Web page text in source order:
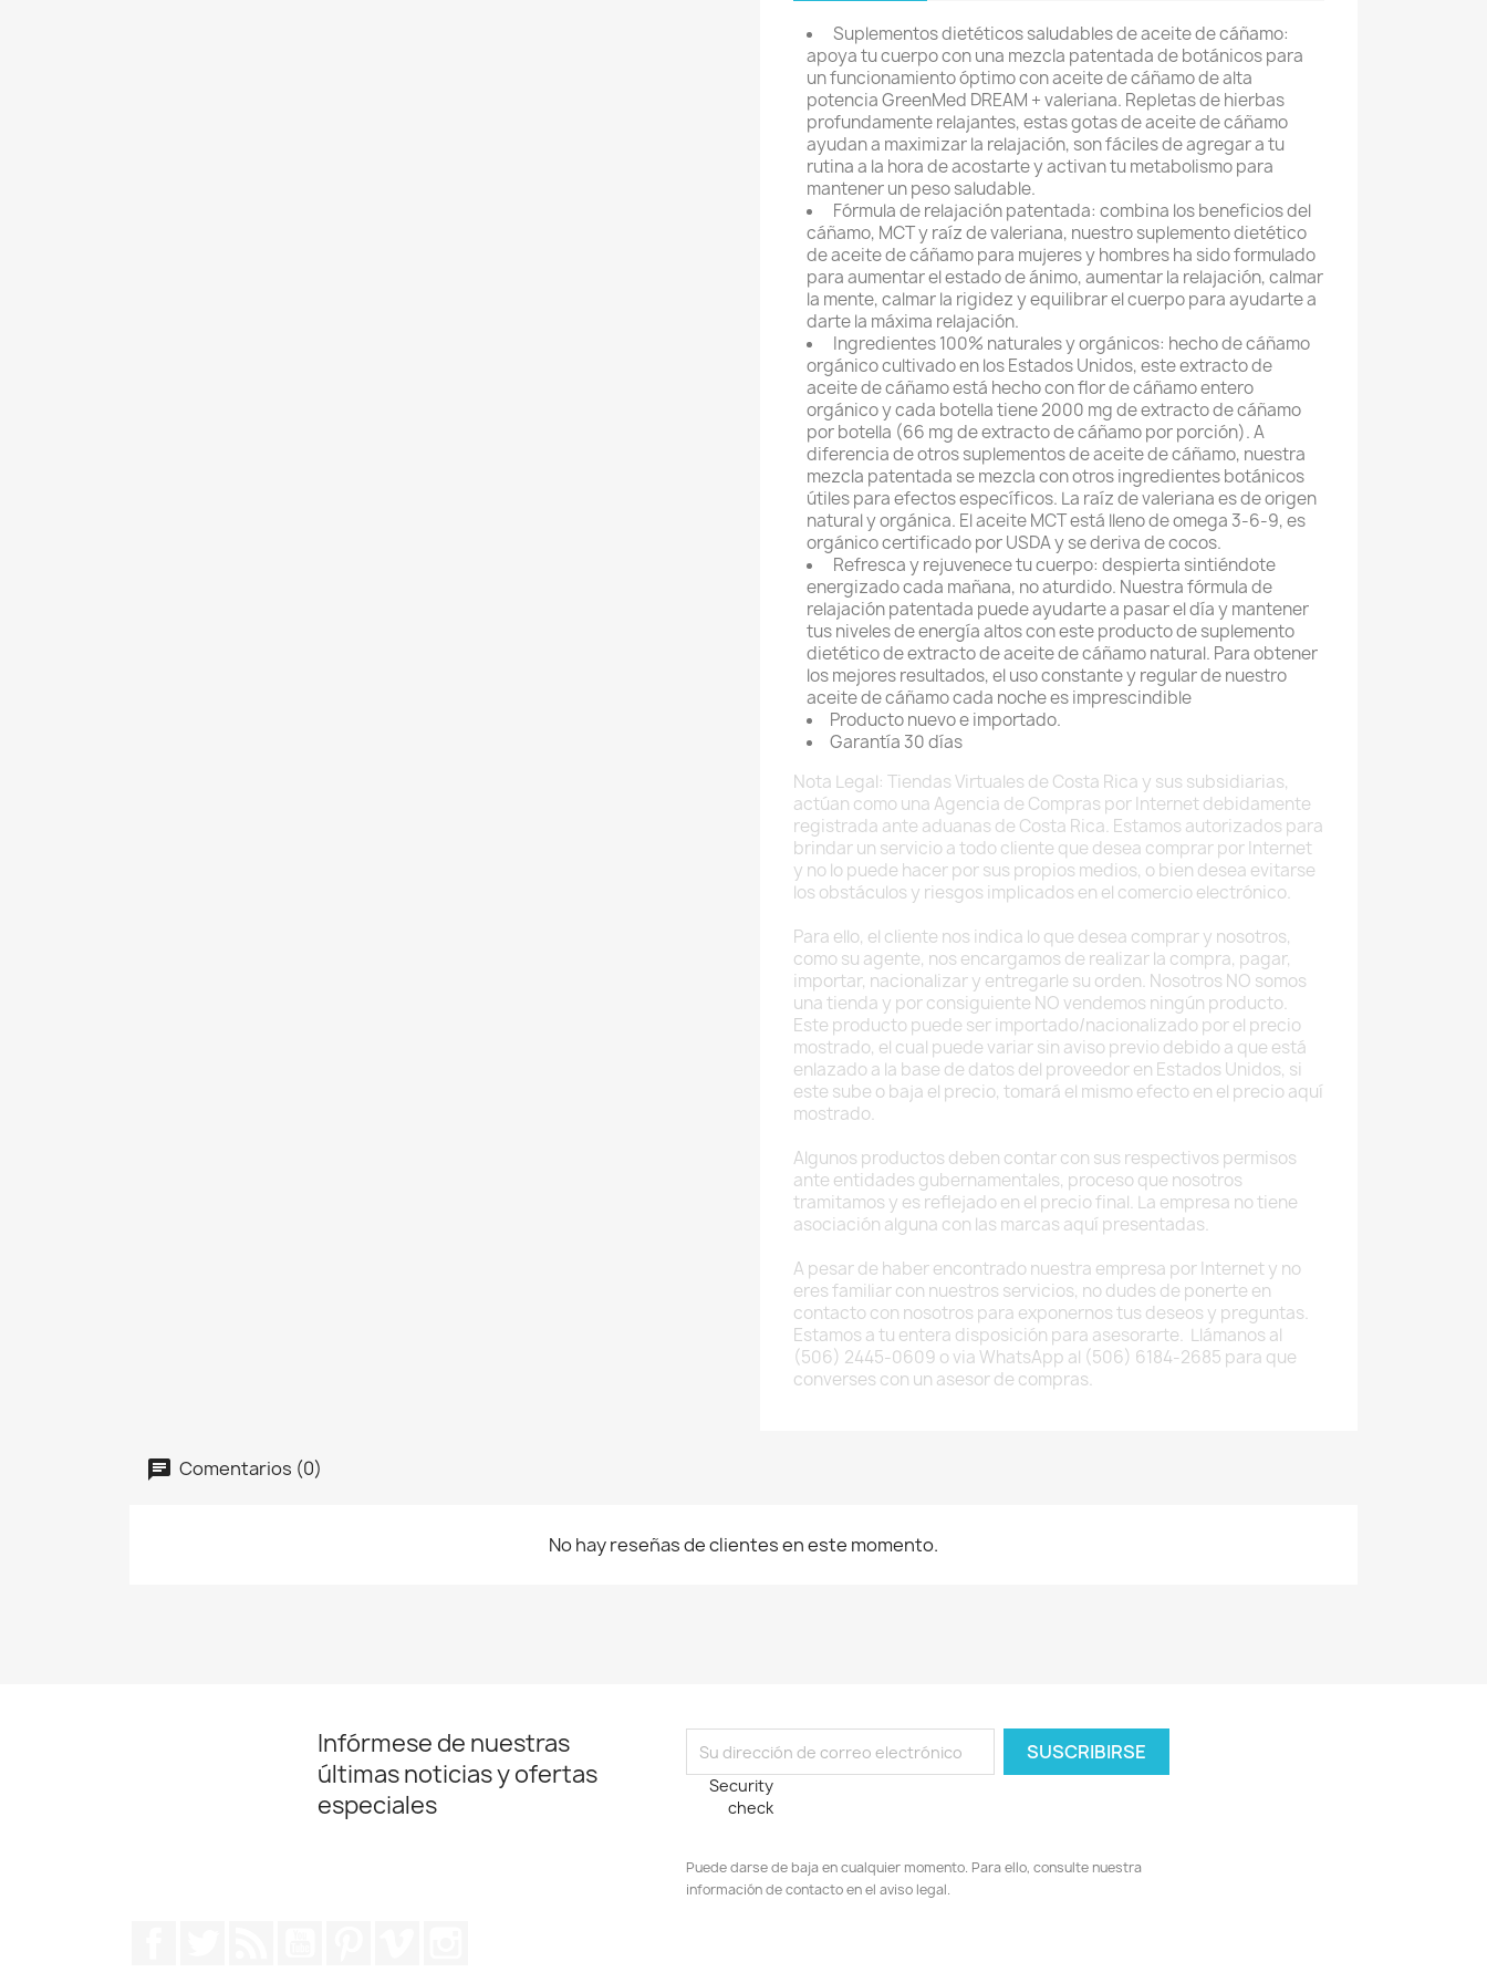
Suplementos dietéticos saludables de aceite de cáñamo:
apoya tu cuerpo con una mezcla patentada de botánicos para
un funcionamiento óptimo con aceite de cáñamo de alta
potencia GreenMed DREAM + valeriana. Repletas de hierbas
profundamente relajantes, estas gotas de aceite de cáñamo
ayudan a maximizar la relajación, son fáciles de agregar a tu
rutina a la hora de acostarte y activan tu metabolismo para
mantener un peso saludable.
Fórmula de relajación patentada: combina los beneficios del
cáñamo, MCT y raíz de valeriana, nuestro suplemento dietético
de aceite de cáñamo para mujeres y hombres ha sido formulado
para aumentar el estado de ánimo, aumentar la relajación, calmar
la mente, calmar la rigidez y equilibrar el cuerpo para ayudarte a
darte la máxima relajación.
Ingredientes 100% naturales y orgánicos: hecho de cáñamo
orgánico cultivado en los Estados Unidos, este extracto de
aceite de cáñamo está hecho con flor de cáñamo entero
orgánico y cada botella tiene 2000 mg de extracto de cáñamo
por botella (66 mg de extracto de cáñamo por porción). A
diferencia de otros suplementos de aceite de cáñamo, nuestra
mezcla patentada se mezcla con otros ingredientes botánicos
útiles para efectos específicos. La raíz de valeriana es de origen
natural y orgánica. El aceite MCT está lleno de omega 3-6-9, es
orgánico certificado por USDA y se deriva de cocos.
Refresca y rejuvenece tu cuerpo: despierta sintiéndote
energizado cada mañana, no aturdido. Nuestra fórmula de
relajación patentada puede ayudarte a pasar el día y mantener
tus niveles de energía altos con este producto de suplemento
dietético de extracto de aceite de cáñamo natural. Para obtener
los mejores resultados, el uso constante y regular de nuestro
aceite de cáñamo cada noche es imprescindible
Producto nuevo e importado.
Garantía 30 días
Nota Legal: Tiendas Virtuales de Costa Rica y sus subsidiarias,
actúan como una Agencia de Compras por Internet debidamente
registrada ante aduanas de Costa Rica. Estamos autorizados para
brindar un servicio a todo cliente que desea comprar por Internet
y no lo puede hacer por sus propios medios, o bien desea evitarse
los obstáculos y riesgos implicados en el comercio electrónico.
Para ello, el cliente nos indica lo que desea comprar y nosotros,
como su agente, nos encargamos de realizar la compra, pagar,
importar, nacionalizar y entregarle su orden. Nosotros NO somos
una tienda y por consiguiente NO vendemos ningún producto.
Este producto puede ser importado/nacionalizado por el precio
mostrado, el cual puede variar sin aviso previo debido a que está
enlazado a la base de datos del proveedor en Estados Unidos, si
este sube o baja el precio, tomará el mismo efecto en el precio aquí
mostrado.
Algunos productos deben contar con sus respectivos permisos
ante entidades gubernamentales, proceso que nosotros
tramitamos y es reflejado en el precio final. La empresa no tiene
asociación alguna con las marcas aquí presentadas.
A pesar de haber encontrado nuestra empresa por Internet y no
eres familiar con nuestros servicios, no dudes de ponerte en
contacto con nosotros para exponernos tus deseos y preguntas.
Estamos a tu entera disposición para asesorarte. Llámanos al
(506) 2445-0609 o via WhatsApp al (506) 6184-2685 para que
converses con un asesor de compras.
Comentarios (0)
No hay reseñas de clientes en este momento.
Infórmese de nuestras
últimas noticias y ofertas
especiales
Security
check
Puede darse de baja en cualquier momento. Para ello, consulte nuestra
información de contacto en el aviso legal.